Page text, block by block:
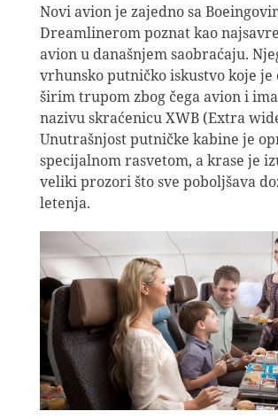
Novi avion je zajedno sa
Dreamlinerom poznat kao
avion u današnjem saobraćaju.
vrhunsko putničko iskustvo koje je
širim trupom zbog čega avion i
nazivu skraćenicu XWB (Extra
Unutrašnjost putničke kabine je
specijalnom rasvetom, a krase je
veliki prozori što sve poboljšava
letenja.